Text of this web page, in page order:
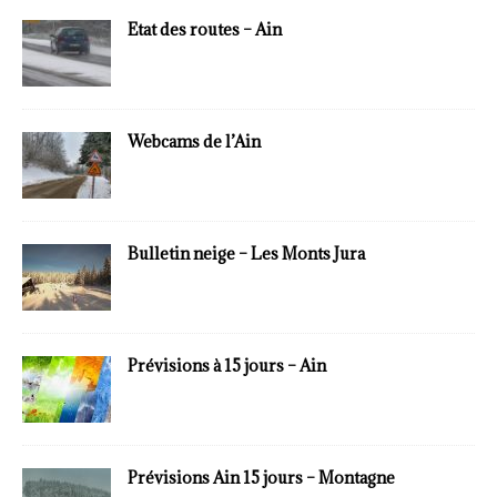
Etat des routes – Ain
Webcams de l’Ain
Bulletin neige – Les Monts Jura
Prévisions à 15 jours – Ain
Prévisions Ain 15 jours – Montagne